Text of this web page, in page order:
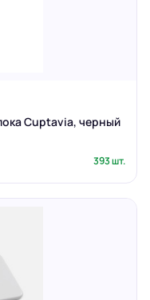
Cuptavia, черный
393 шт.